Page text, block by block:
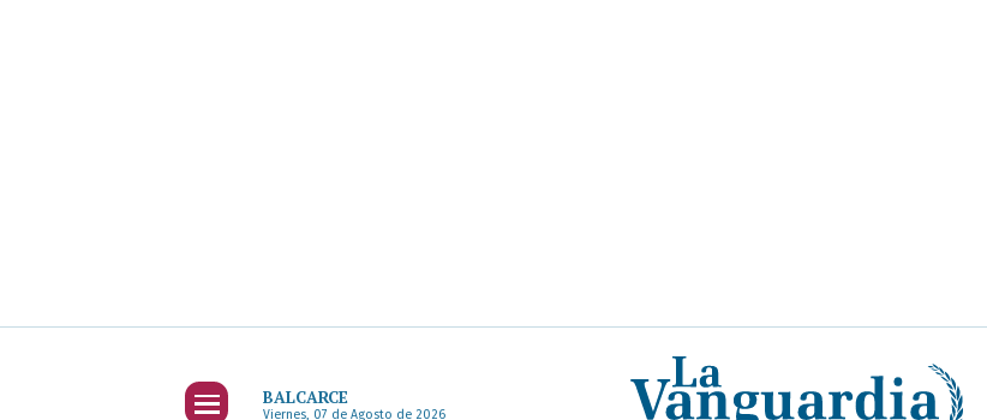
BALCARCE
Viernes, 07 de Agosto de 2026